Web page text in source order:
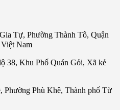
Tự, Phường Thành Tô, Quận
Nam
38, Khu Phố Quán Gỏi, Xã kẻ
Phường Phù Khê, Thành phố Từ